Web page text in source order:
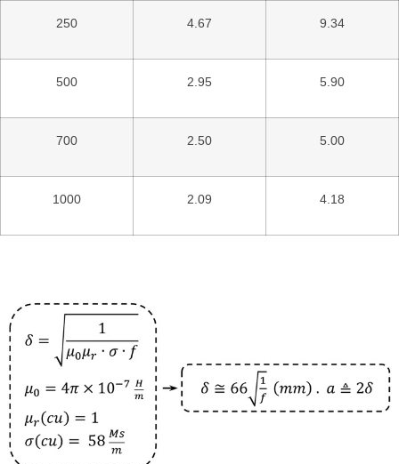
250 4.67 9.34
500 2.95 5.90
700 2.50 5.00
1000 2.09 4.18